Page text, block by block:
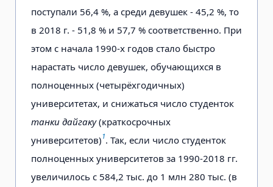
поступали 56,4 %, а среди девушек - 45,2 %, то
в 2018 г. - 51,8 % и 57,7 % соответственно. При
этом с начала 1990-х годов стало быстро
нарастать число девушек, обучающихся в
полноценных (четырёхгодичных)
университетах, и снижаться число студенток
танки дайгаку(краткосрочных
университетов)1. Так, если число студенток
полноценных университетов за 1990-2018 гг.
увеличилось с 584,2 тыс. до 1 млн 280 тыс. (в